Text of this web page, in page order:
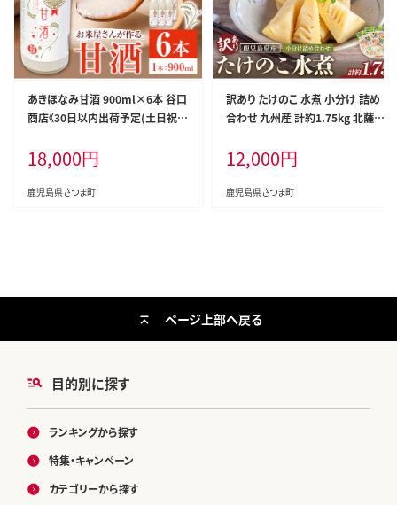
あきほなみ甘酒 900ml×6本 谷口
商店《30日以内出荷予定(土日祝除
米 飲む点滴 健康 美肌 米糀 米麹
こめこうじ 発酵食品 ノンアルコー
ル あきほなみ---stm-tng-4-5400
18,000円
鹿児島県さつま町
訳あり たけのこ 水煮 小分け 詰め
合わせ 九州産 計約1.75kg 北薩農
日祝除く)》鹿児島県 さつま町 送料
無料 惣菜 タケノコ 筍 竹の子 パッ
ク 水煮 お取り寄せグルメ---stm-k
12,000円
鹿児島県さつま町
目的別に探す
ランキングから探す
特集・キャンペーン
カテゴリーから探す
ページ上部へ戻る